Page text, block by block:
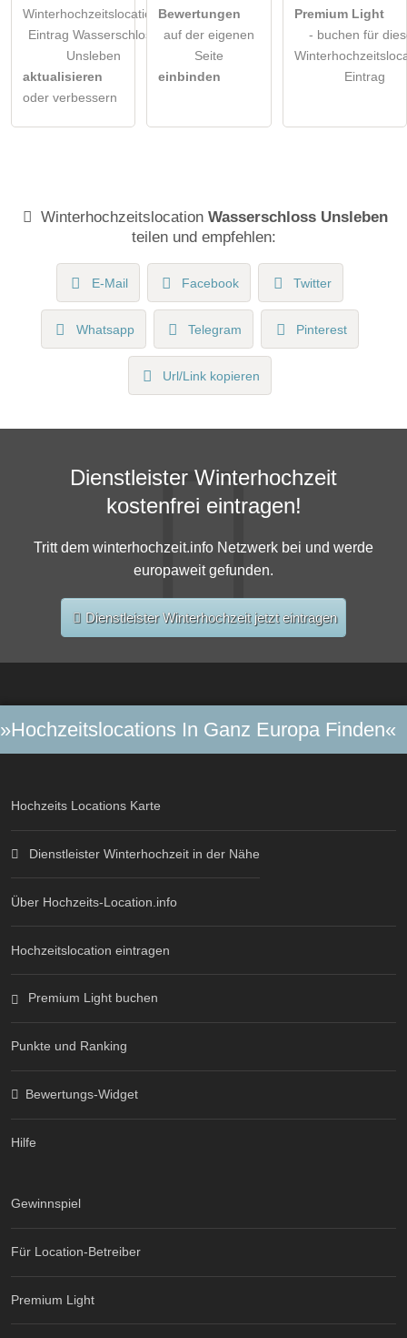
Winterhochzeitslocation-
Eintrag Wasserschloss
Unsleben
aktualisieren
oder verbessern
Bewertungen
auf der eigenen
Seite
einbinden
Premium Light
- buchen für
Eintrag
Winterhochzeitslocation Wasserschloss Unsleben
teilen und empfehlen:
E-Mail Facebook Twitter
Whatsapp Telegram Pinterest
Url/Link kopieren
Dienstleister Winterhochzeit
kostenfrei eintragen!
Tritt dem winterhochzeit.info Netzwerk bei und werde
europaweit gefunden.
Dienstleister Winterhochzeit jetzt eintragen
»Hochzeitslocations In Ganz Europa Finden«
Hochzeits Locations Karte
Dienstleister Winterhochzeit in der Nähe
Über Hochzeits-Location.info
Hochzeitslocation eintragen
Premium Light buchen
Punkte und Ranking
Bewertungs-Widget
Hilfe
Gewinnspiel
Für Location-Betreiber
Premium Light